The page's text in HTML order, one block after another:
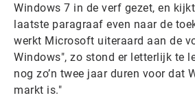
Windows 7 in de verf gezet, en
laatste paragraaf even naar de
werkt Microsoft uiteraard aan de
Windows", zo stond er letterlijk te
nog zo’n twee jaar duren voor dat
markt is."